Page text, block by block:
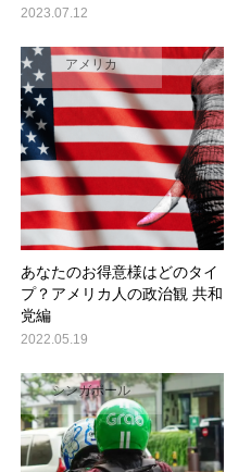
2023.07.12
アメリカ
あなたのお得意様はどのタイ
プ？アメリカ人の政治観 共和
党編
2022.05.19
シンガポール